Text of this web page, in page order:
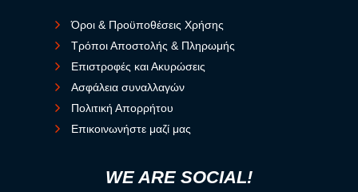
Όροι & Προϋποθέσεις Χρήσης
Τρόποι Αποστολής & Πληρωμής
Επιστροφές και Ακυρώσεις
Ασφάλεια συναλλαγών
Πολιτική Απορρήτου
Επικοινωνήστε μαζί μας
WE ARE SOCIAL!